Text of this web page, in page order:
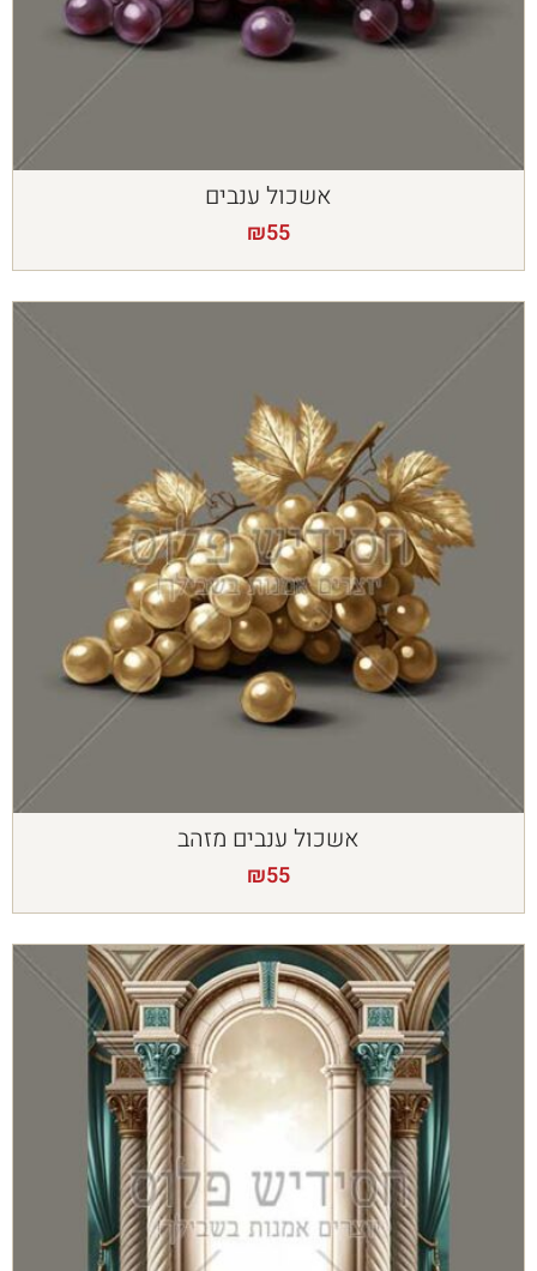
אשכול ענבים
₪55
אשכול ענבים מזהב
₪55